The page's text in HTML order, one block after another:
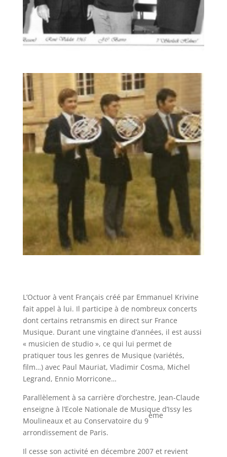
L’Octuor à vent Français créé par Emmanuel Krivine
fait appel à lui. Il participe à de nombreux concerts
dont certains retransmis en direct sur France
Musique. Durant une vingtaine d’années, il est aussi
« musicien de studio », ce qui lui permet de
pratiquer tous les genres de Musique (variétés,
film…) avec Paul Mauriat, Vladimir Cosma, Michel
Legrand, Ennio Morricone…
Parallèlement à sa carrière d’orchestre, Jean-Claude
enseigne à l’Ecole Nationale de Musique d’Issy les
Moulineaux et au Conservatoire du 9
ème
arrondissement de Paris.
Il cesse son activité en décembre 2007 et revient